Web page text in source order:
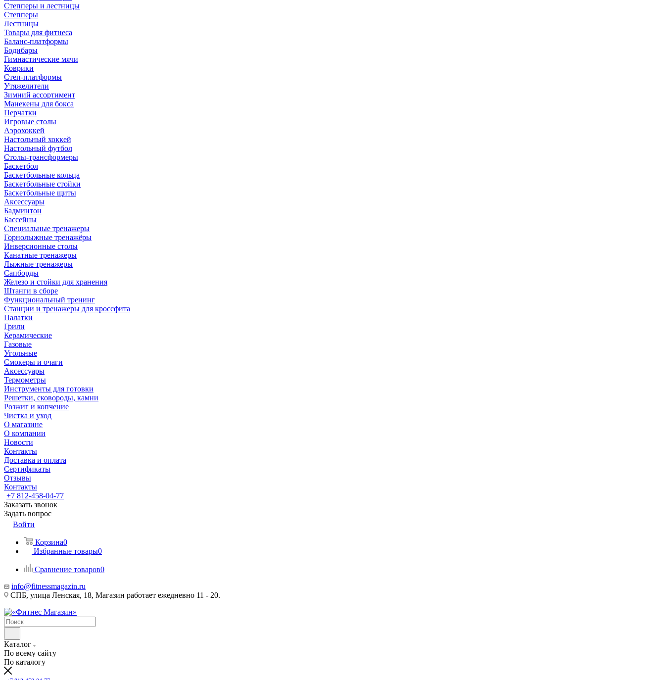
Степперы и лестницы
Степперы
Лестницы
Товары для фитнеса
Баланс-платформы
Бодибары
Гимнастические мячи
Коврики
Степ-платформы
Утяжелители
Зимний ассортимент
Манекены для бокса
Перчатки
Игровые столы
Аэрохоккей
Настольный хоккей
Настольный футбол
Столы-трансформеры
Баскетбол
Баскетбольные кольца
Баскетбольные стойки
Баскетбольные щиты
Аксессуары
Бадминтон
Бассейны
Специальные тренажеры
Горнолыжные тренажёры
Инверсионные столы
Канатные тренажеры
Лыжные тренажеры
Сапборды
Железо и стойки для хранения
Штанги в сборе
Функциональный тренинг
Станции и тренажеры для кроссфита
Палатки
Грили
Керамические
Газовые
Угольные
Смокеры и очаги
Аксессуары
Термометры
Инструменты для готовки
Решетки, сковороды, камни
Розжиг и копчение
Чистка и уход
О магазине
О компании
Новости
Контакты
Доставка и оплата
Сертификаты
Отзывы
Контакты
+7 812-458-04-77
Заказать звонок
Задать вопрос
Войти
Корзина0
Избранные товары0
Сравнение товаров0
info@fitnessmagazin.ru
СПБ, улица Ленская, 18, Магазин работает ежедневно 11 - 20.
Каталог
По всему сайту
По каталогу